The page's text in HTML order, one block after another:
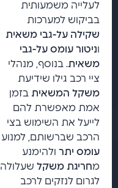
לעלייה משמעותית
בביקוש למערכות
שקילה על-גבי משאית
וניטור עומס על-גבי
משאית. בנוסף, מנהלי
ציי רכב גילו שידיעת
משקל המשאית בזמן
אמת מאפשרת להם
לייעל את השימוש בצי
הרכב שברשותם, למנוע
עומס יתר ולהימנע
מחריגת משקל שעלולה
לגרום לנזקים לרכב